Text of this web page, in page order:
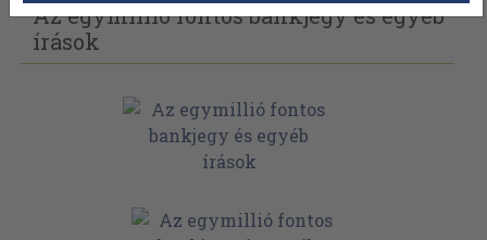
Az egymillió fontos bankjegy és egyéb
írások